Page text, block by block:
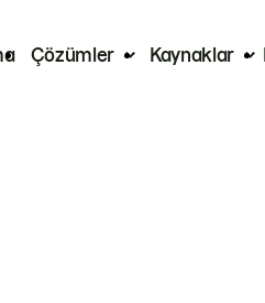
Çözümler Kaynaklar